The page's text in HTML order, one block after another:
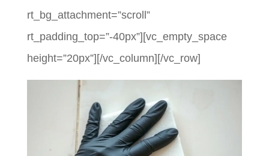
rt_bg_attachment=”scroll”
rt_padding_top=”-40px”][vc_empty_space
height=”20px”][/vc_column][/vc_row]